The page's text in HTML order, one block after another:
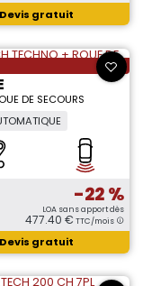
Devis gratuit
DE SECOURS
-22 %
LOA sans apport dès
477.40 € TTC/mois
Devis gratuit